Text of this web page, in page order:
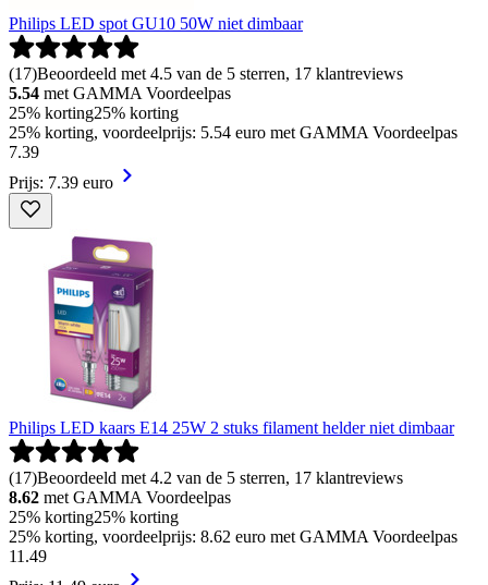
Philips LED spot GU10 50W niet dimbaar
(17)Beoordeeld met 4.5 van de 5 sterren, 17 klantreviews
5.54 met GAMMA Voordeelpas
25% korting25% korting
25% korting, voordeelprijs: 5.54 euro met GAMMA Voordeelpas
7.39
Prijs: 7.39 euro
Philips LED kaars E14 25W 2 stuks filament helder niet dimbaar
(17)Beoordeeld met 4.2 van de 5 sterren, 17 klantreviews
8.62 met GAMMA Voordeelpas
25% korting25% korting
25% korting, voordeelprijs: 8.62 euro met GAMMA Voordeelpas
11 .49